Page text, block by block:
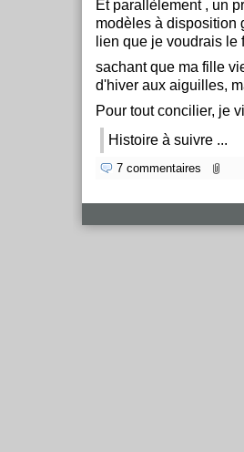
Et parallèlement , un
modèles à disposition
lien que je voudrais le
sachant que ma fille
d'hiver aux aiguilles,
Pour tout concilier, je
Histoire à suivre ...
7 commentaires